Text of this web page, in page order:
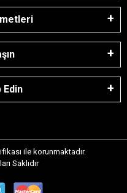
Edin
ile korunmaktadır.
Saklıdır